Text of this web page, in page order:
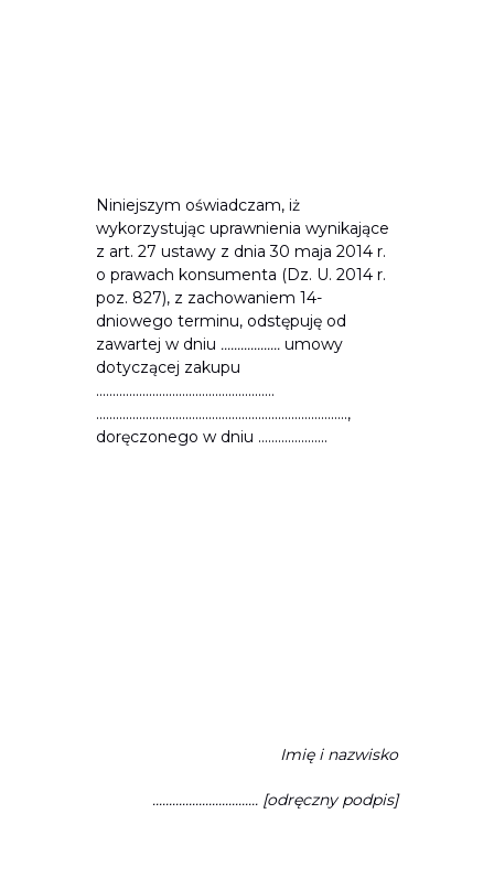
Niniejszym oświadczam, iż
wykorzystując uprawnienia wynikające
z art. 27 ustawy z dnia 30 maja 2014 r.
o prawach konsumenta (Dz. U. 2014 r.
poz. 827), z zachowaniem 14-
dniowego terminu, odstępuję od
zawartej w dniu ..................umowy
dotyczącej zakupu
......................................................
............................................................................,
doręczonego w dniu .....................
Imię i nazwisko
................................ [odręczny podpis]